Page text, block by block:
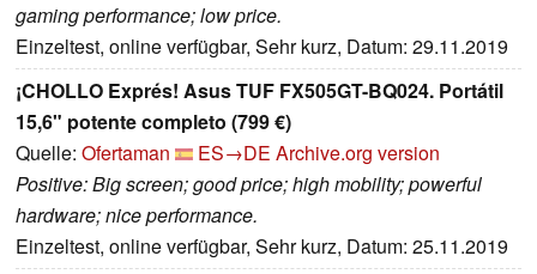
gaming performance; low price.
Einzeltest, online verfügbar, Sehr kurz, Datum: 29.11.2019
¡CHOLLO Exprés! Asus TUF FX505GT-BQ024. Portátil
15,6" potente completo (799 €)
Quelle: Ofertaman ES→DE Archive.org version
Positive: Big screen; good price; high mobility; powerful
hardware; nice performance.
Einzeltest, online verfügbar, Sehr kurz, Datum: 25.11.2019